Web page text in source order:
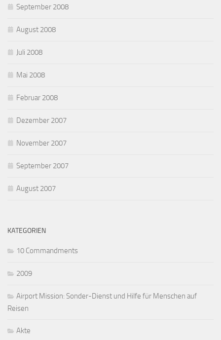
September 2008
August 2008
Juli 2008
Mai 2008
Februar 2008
Dezember 2007
November 2007
September 2007
August 2007
KATEGORIEN
10 Commandments
2009
Airport Mission: Sonder-Dienst und Hilfe für Menschen auf
Reisen
Akte